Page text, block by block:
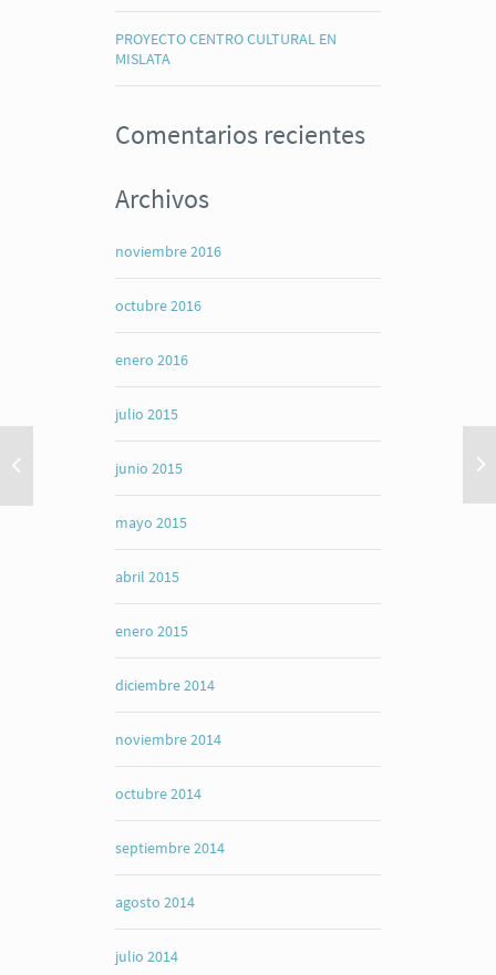
PROYECTO CENTRO CULTURAL EN
MISLATA
Comentarios recientes
Archivos
noviembre 2016
octubre 2016
enero 2016
julio 2015
junio 2015
mayo 2015
abril 2015
enero 2015
diciembre 2014
noviembre 2014
octubre 2014
septiembre 2014
agosto 2014
julio 2014